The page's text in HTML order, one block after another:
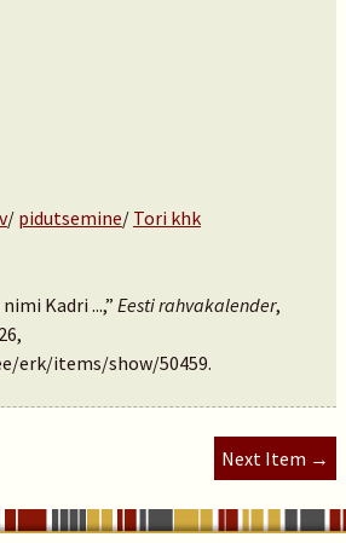
/ pidutsemine/ Tori khk
Kadri ...,” Eesti rahvakalender,
erk/items/show/50459.
Next Item →